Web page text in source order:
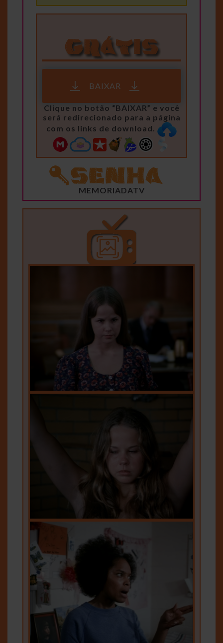
BAIXAR
Clique no botão “BAIXAR” e você
será redirecionado para a página
com os links de download.
MEMORIADATV